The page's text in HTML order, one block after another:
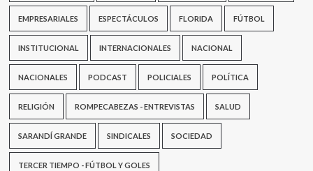
EMPRESARIALES ESPECTÁCULOS FLORIDA FÚTBOL
INSTITUCIONAL INTERNACIONALES NACIONAL
NACIONALES PODCAST POLICIALES POLÍTICA
RELIGIÓN ROMPECABEZAS - ENTREVISTAS SALUD
SARANDÍ GRANDE SINDICALES SOCIEDAD
TERCER TIEMPO - FÚTBOL Y GOLES